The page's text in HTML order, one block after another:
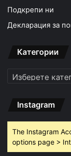
Подкрепи ни
Декларация за
Категории
Категории
Instagram
The Instagram
options page >